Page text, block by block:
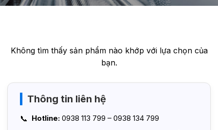
Không tìm thấy sản phẩm nào khớp với lựa chọn của
bạn.
Thông tin liên hệ
Hotline: 0938 113 799 – 0938 134 799